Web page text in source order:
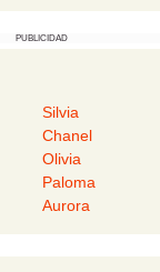
PUBLICIDAD
Silvia
Chanel
Olivia
Paloma
Aurora